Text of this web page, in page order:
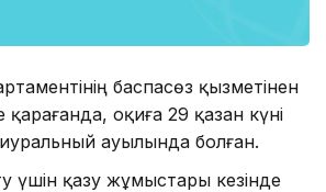
баспасөз қызметінен
қарағанда, оқиға 29 қазан күні
ауылында болған.
үшін қазу жұмыстары кезінде